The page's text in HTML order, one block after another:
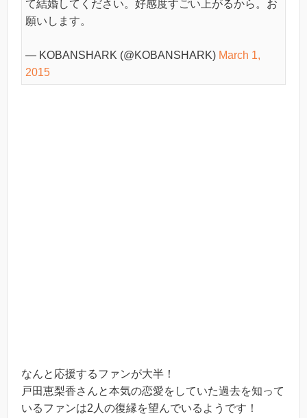
て結婚してください。好感度すごい上がるから。お
願いします。
— KOBANSHARK (@KOBANSHARK) March 1,
2015
なんと応援するファンが大半！
戸田恵梨香さんと本気の恋愛をしていた過去を知って
いるファンは2人の復縁を望んでいるようです！